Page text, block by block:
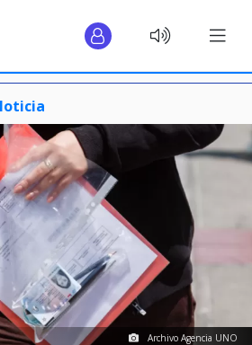
Archivo Agencia UNO